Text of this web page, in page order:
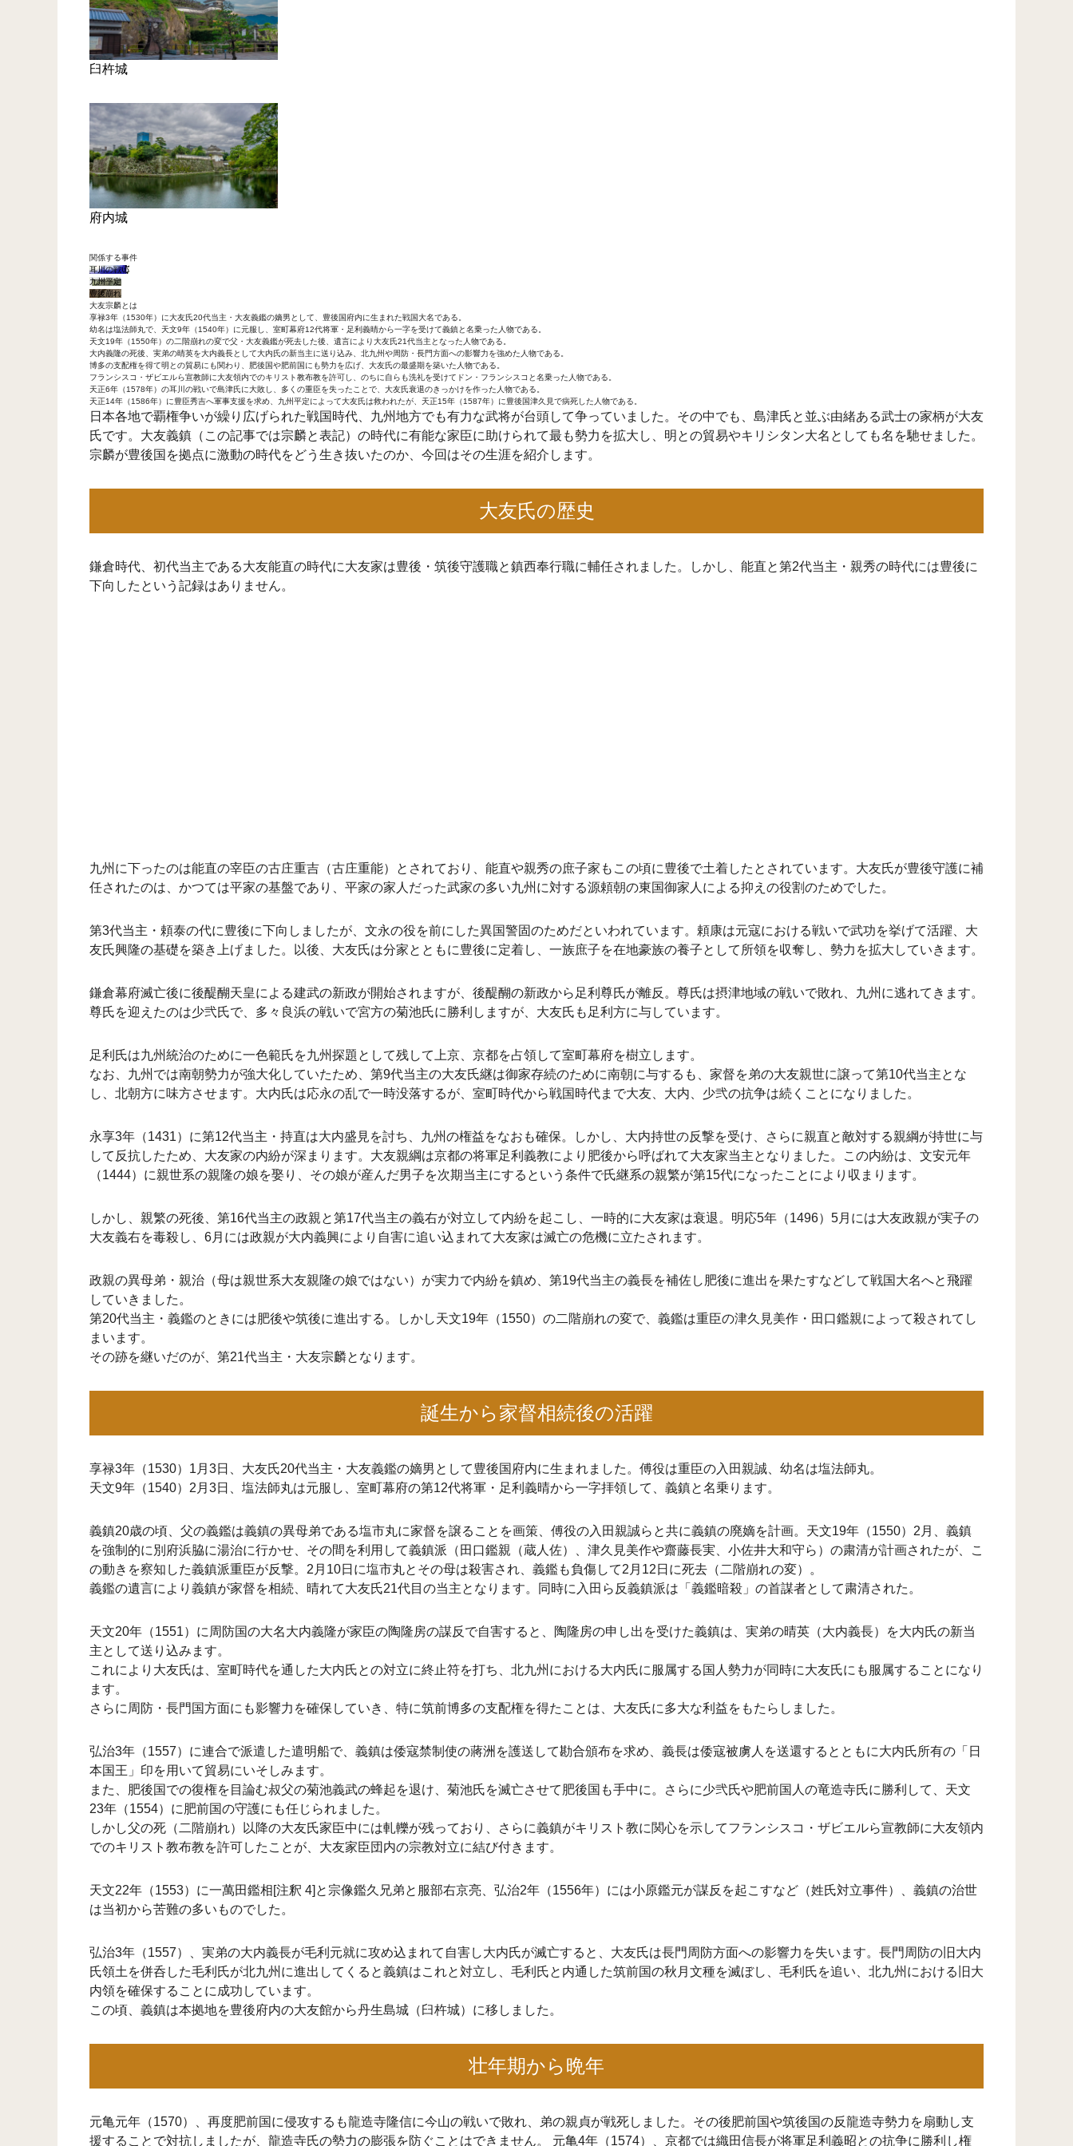
臼杵城
府内城
関係する事件
耳川の戦い
九州平定
豊後崩れ
大友宗麟とは
享禄3年（1530年）に大友氏20代当主・大友義鑑の嫡男として、豊後国府内に生まれた戦国大名である。
幼名は塩法師丸で、天文9年（1540年）に元服し、室町幕府12代将軍・足利義晴から一字を受けて義鎮と名乗った人物である。
天文19年（1550年）の二階崩れの変で父・大友義鑑が死去した後、遺言により大友氏21代当主となった人物である。
大内義隆の死後、実弟の晴英を大内義長として大内氏の新当主に送り込み、北九州や周防・長門方面への影響力を強めた人物である。
博多の支配権を得て明との貿易にも関わり、肥後国や肥前国にも勢力を広げ、大友氏の最盛期を築いた人物である。
フランシスコ・ザビエルら宣教師に大友領内でのキリスト教布教を許可し、のちに自らも洗礼を受けてドン・フランシスコと名乗った人物である。
天正6年（1578年）の耳川の戦いで島津氏に大敗し、多くの重臣を失ったことで、大友氏衰退のきっかけを作った人物である。
天正14年（1586年）に豊臣秀吉へ軍事支援を求め、九州平定によって大友氏は救われたが、天正15年（1587年）に豊後国津久見で病死した人物である。
日本各地で覇権争いが繰り広げられた戦国時代、九州地方でも有力な武将が台頭して争っていました。その中でも、島津氏と並ぶ由緒ある武士の家柄が大友
氏です。大友義鎮（この記事では宗麟と表記）の時代に有能な家臣に助けられて最も勢力を拡大し、明との貿易やキリシタン大名としても名を馳せました。
宗麟が豊後国を拠点に激動の時代をどう生き抜いたのか、今回はその生涯を紹介します。
大友氏の歴史
鎌倉時代、初代当主である大友能直の時代に大友家は豊後・筑後守護職と鎮西奉行職に輔任されました。しかし、能直と第2代当主・親秀の時代には豊後に
下向したという記録はありません。
九州に下ったのは能直の宰臣の古庄重吉（古庄重能）とされており、能直や親秀の庶子家もこの頃に豊後で土着したとされています。大友氏が豊後守護に補
任されたのは、かつては平家の基盤であり、平家の家人だった武家の多い九州に対する源頼朝の東国御家人による抑えの役割のためでした。
第3代当主・頼泰の代に豊後に下向しましたが、文永の役を前にした異国警固のためだといわれています。頼康は元寇における戦いで武功を挙げて活躍、大
友氏興隆の基礎を築き上げました。以後、大友氏は分家とともに豊後に定着し、一族庶子を在地豪族の養子として所領を収奪し、勢力を拡大していきます。
鎌倉幕府滅亡後に後醍醐天皇による建武の新政が開始されますが、後醍醐の新政から足利尊氏が離反。尊氏は摂津地域の戦いで敗れ、九州に逃れてきます。
尊氏を迎えたのは少弐氏で、多々良浜の戦いで宮方の菊池氏に勝利しますが、大友氏も足利方に与しています。
足利氏は九州統治のために一色範氏を九州探題として残して上京、京都を占領して室町幕府を樹立します。
なお、九州では南朝勢力が強大化していたため、第9代当主の大友氏継は御家存続のために南朝に与するも、家督を弟の大友親世に譲って第10代当主とな
し、北朝方に味方させます。大内氏は応永の乱で一時没落するが、室町時代から戦国時代まで大友、大内、少弐の抗争は続くことになりました。
永享3年（1431）に第12代当主・持直は大内盛見を討ち、九州の権益をなおも確保。しかし、大内持世の反撃を受け、さらに親直と敵対する親綱が持世に与
して反抗したため、大友家の内紛が深まります。大友親綱は京都の将軍足利義教により肥後から呼ばれて大友家当主となりました。この内紛は、文安元年
（1444）に親世系の親隆の娘を娶り、その娘が産んだ男子を次期当主にするという条件で氏継系の親繁が第15代になったことにより収まります。
しかし、親繁の死後、第16代当主の政親と第17代当主の義右が対立して内紛を起こし、一時的に大友家は衰退。明応5年（1496）5月には大友政親が実子の
大友義右を毒殺し、6月には政親が大内義興により自害に追い込まれて大友家は滅亡の危機に立たされます。
政親の異母弟・親治（母は親世系大友親隆の娘ではない）が実力で内紛を鎮め、第19代当主の義長を補佐し肥後に進出を果たすなどして戦国大名へと飛躍
していきました。
第20代当主・義鑑のときには肥後や筑後に進出する。しかし天文19年（1550）の二階崩れの変で、義鑑は重臣の津久見美作・田口鑑親によって殺されてし
まいます。
その跡を継いだのが、第21代当主・大友宗麟となります。
誕生から家督相続後の活躍
享禄3年（1530）1月3日、大友氏20代当主・大友義鑑の嫡男として豊後国府内に生まれました。傅役は重臣の入田親誠、幼名は塩法師丸。
天文9年（1540）2月3日、塩法師丸は元服し、室町幕府の第12代将軍・足利義晴から一字拝領して、義鎮と名乗ります。
義鎮20歳の頃、父の義鑑は義鎮の異母弟である塩市丸に家督を譲ることを画策、傅役の入田親誠らと共に義鎮の廃嫡を計画。天文19年（1550）2月、義鎮
を強制的に別府浜脇に湯治に行かせ、その間を利用して義鎮派（田口鑑親（蔵人佐）、津久見美作や齋藤長実、小佐井大和守ら）の粛清が計画されたが、こ
の動きを察知した義鎮派重臣が反撃。2月10日に塩市丸とその母は殺害され、義鑑も負傷して2月12日に死去（二階崩れの変）。
義鑑の遺言により義鎮が家督を相続、晴れて大友氏21代目の当主となります。同時に入田ら反義鎮派は「義鑑暗殺」の首謀者として粛清された。
天文20年（1551）に周防国の大名大内義隆が家臣の陶隆房の謀反で自害すると、陶隆房の申し出を受けた義鎮は、実弟の晴英（大内義長）を大内氏の新当
主として送り込みます。
これにより大友氏は、室町時代を通した大内氏との対立に終止符を打ち、北九州における大内氏に服属する国人勢力が同時に大友氏にも服属することになり
ます。
さらに周防・長門国方面にも影響力を確保していき、特に筑前博多の支配権を得たことは、大友氏に多大な利益をもたらしました。
弘治3年（1557）に連合で派遣した遣明船で、義鎮は倭寇禁制使の蔣洲を護送して勘合頒布を求め、義長は倭寇被虜人を送還するとともに大内氏所有の「日
本国王」印を用いて貿易にいそしみます。
また、肥後国での復権を目論む叔父の菊池義武の蜂起を退け、菊池氏を滅亡させて肥後国も手中に。さらに少弐氏や肥前国人の竜造寺氏に勝利して、天文
23年（1554）に肥前国の守護にも任じられました。
しかし父の死（二階崩れ）以降の大友氏家臣中には軋轢が残っており、さらに義鎮がキリスト教に関心を示してフランシスコ・ザビエルら宣教師に大友領内
でのキリスト教布教を許可したことが、大友家臣団内の宗教対立に結び付きます。
天文22年（1553）に一萬田鑑相[注釈 4]と宗像鑑久兄弟と服部右京亮、弘治2年（1556年）には小原鑑元が謀反を起こすなど（姓氏対立事件）、義鎮の治世
は当初から苦難の多いものでした。
弘治3年（1557）、実弟の大内義長が毛利元就に攻め込まれて自害し大内氏が滅亡すると、大友氏は長門周防方面への影響力を失います。長門周防の旧大内
氏領土を併呑した毛利氏が北九州に進出してくると義鎮はこれと対立し、毛利氏と内通した筑前国の秋月文種を滅ぼし、毛利氏を追い、北九州における旧大
内領を確保することに成功しています。
この頃、義鎮は本拠地を豊後府内の大友館から丹生島城（臼杵城）に移しました。
壮年期から晩年
元亀元年（1570）、再度肥前国に侵攻するも龍造寺隆信に今山の戦いで敗れ、弟の親貞が戦死しました。その後肥前国や筑後国の反龍造寺勢力を扇動し支
援することで対抗しましたが、龍造寺氏の勢力の膨張を防ぐことはできません。 元亀4年（1574）、京都では織田信長が将軍足利義昭との抗争に勝利し権